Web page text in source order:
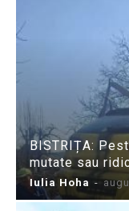
BISTRIȚA:
mutate sau
Iulia Hoha -